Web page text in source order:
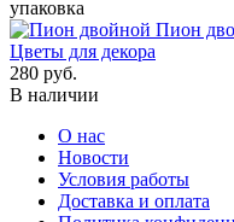
упаковка
Пион
Цветы для декора
280 руб.
В наличии
О нас
Новости
Условия работы
Доставка и оплата